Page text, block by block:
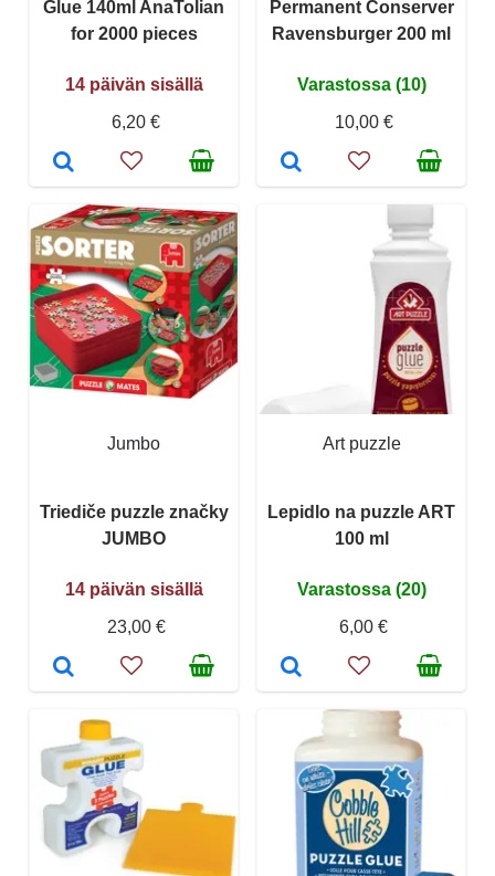
Glue 140ml AnaTolian
for 2000 pieces
14 päivän sisällä
6,20 €
Permanent Conserver
Ravensburger 200 ml
Varastossa (10)
10,00 €
Jumbo
Triediče puzzle značky
JUMBO
14 päivän sisällä
23,00 €
Art puzzle
Lepidlo na puzzle ART
100 ml
Varastossa (20)
6,00 €